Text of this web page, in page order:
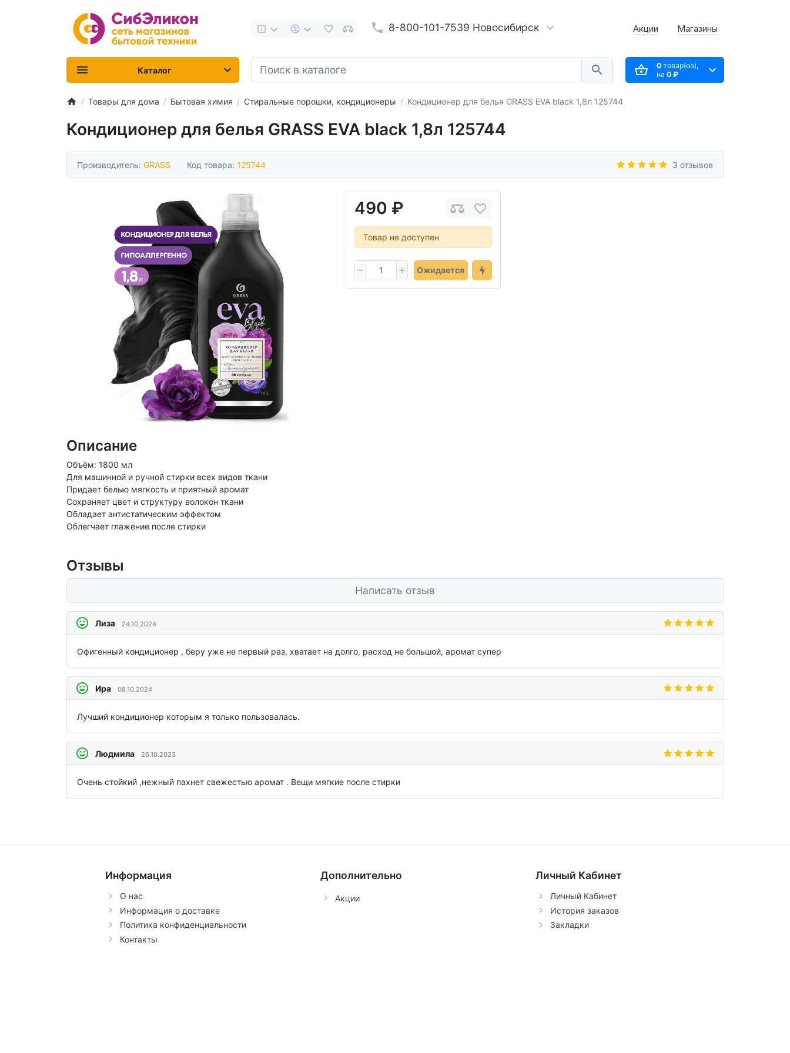
8-800-101-7539 Новосибирск Акции Магазины
0товар(ов),
на 0 ₽
Каталог
Товары для дома Бытовая химия Стиральные порошки, кондиционеры Кондиционер для белья GRASS EVA black 1,8л 125744
Кондиционер для белья GRASS EVA black 1,8л 125744
Производитель: GRASS Код товара: 125744 3 отзывов
490 ₽
Товар не доступен
Ожидается
Описание
Объём: 1800 мл
Для машинной и ручной стирки всех видов ткани
Придает белью мягкость и приятный аромат
Сохраняет цвет и структуру волокон ткани
Обладает антистатическим эффектом
Облегчает глажение после стирки
Отзывы
Написать отзыв
Лиза 24.10.2024
Офигенный кондиционер , беру уже не первый раз, хватает на долго, расход не большой, аромат супер
Ира 08.10.2024
Лучший кондиционер которым я только пользовалась.
Людмила 26.10.2023
Очень стойкий ,нежный пахнет свежестью аромат . Вещи мягкие после стирки
Информация
О нас
Информация о доставке
Политика конфиденциальности
Контакты
Дополнительно
Акции
Личный Кабинет
Личный Кабинет
История заказов
Закладки